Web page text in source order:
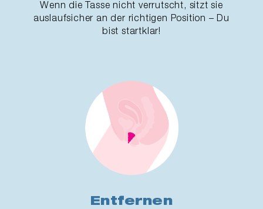
Wenn die Tasse nicht verrutscht, sitzt sie
auslaufsicher an der richtigen Position – Du
bist startklar!
Entfernen